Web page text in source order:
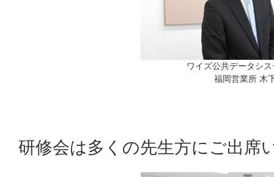
ワイズ公共データシ
福岡営業所 木
研修会は多くの先生方にご出席